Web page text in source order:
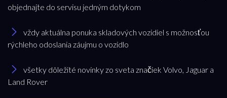
objednajte do servisu jedným dotykom
vždy aktuálna ponuka skladových vozidiel s možnosťou
rýchleho odoslania záujmu o vozidlo
všetky dôležité novinky zo sveta značiek Volvo, Jaguar a
Land Rover